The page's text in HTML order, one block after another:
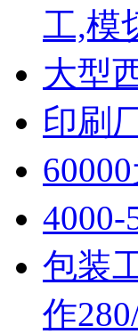
工,模
大型
印刷
包装
作